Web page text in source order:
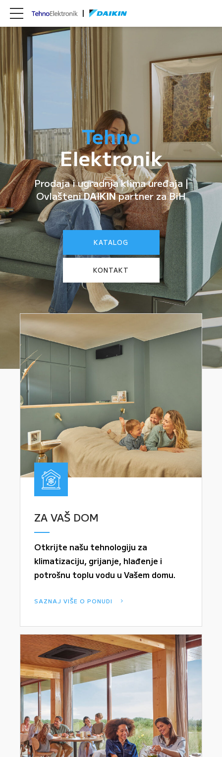
Tehno
Elektronik
Prodaja i ugradnja klima uređaja |
OvlašteniDAIKINpartner za BiH
KATALOG
KONTAKT
ZA VAŠ DOM
Otkrijte našu tehnologiju za
klimatizaciju, grijanje, hlađenje i
potrošnu toplu vodu u Vašem domu.
SAZNAJ VIŠE O PONUDI